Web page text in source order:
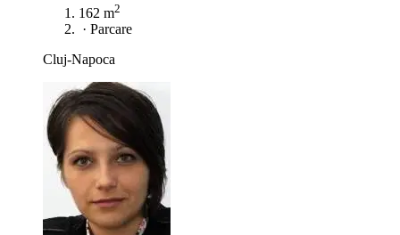
162 m2
· Parcare
Cluj-Napoca